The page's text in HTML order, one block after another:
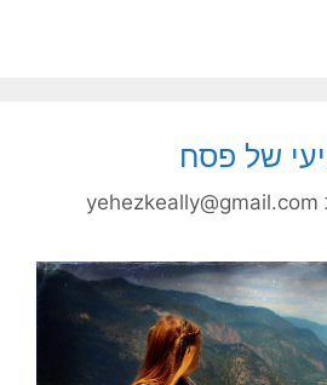
של פסח
yehezkeally@gmail.com